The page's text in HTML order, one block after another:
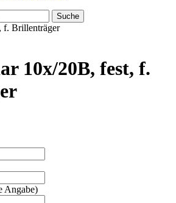
Suche
10x/20B, fest, f.
Angabe)